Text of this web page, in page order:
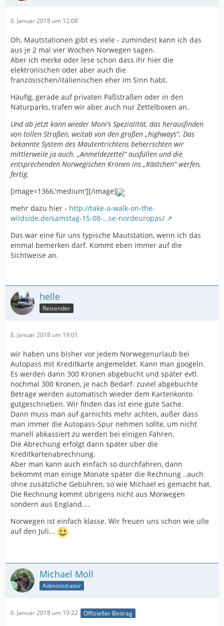
6. Januar 2018 um 12:08
Oh, Mautstationen gibt es viele - zumindest kann ich das
aus je 2 mal vier Wochen Norwegen sagen.
Aber ich merke oder lese schon dass ihr hier die
elektronischen oder aber auch die
französischen/italienischen eher im Sinn habt.
Häufig, gerade auf privaten Paßstraßen oder in den
Naturparks, trafen wir aber auch nur Zettelboxen an.
Und ab jetzt kann wieder Moni’s Spezialität, das herausfinden
von tollen Straßen, weitab von den großen „highways“. Das
bekannte System des Mautentrichtens beherrschten wir
mittlerweile ja auch. „Anmeldezettel“ ausfüllen und die
entsprechenden Norwegischen Kronen ins „Kästchen“ werfen,
fertig.
[image=1366,'medium'][/image]
mehr dazu hier - http://take-a-walk-on-the-
wildside.de/samstag-15-08-…se-nordeuropas/
Das war eine für uns typische Mautstation, wenn ich das
einmal bemerken darf. Kommt eben immer auf die
Sichtweise an.
helle
Reisender
6. Januar 2018 um 19:01
wir haben uns bisher vor jedem Norwegenurlaub bei
Autopass mit Kreditkarte angemeldet. Kann man googeln.
Es werden dann 300 Kronen abgebucht und später evtl.
nochmal 300 Kronen, je nach Bedarf. zuviel abgebuchte
Beträge werden automatisch wieder dem Kartenkonto
gutgeschrieben. Wir finden das ist eine gute Sache.
Dann muss man auf garnichts mehr achten, außer dass
man immer die Autopass-Spur nehmen sollte, um nicht
manell abkassiert zu werden bei einigen Fähren.
Die Abrechung erfolgt dann später über die
Kreditkartenabrechnung.
Aber man kann auch einfach so durchfahren, dann
bekommt man einige Monate später die Rechnung ..auch
ohne zusätzliche Gebühren, so wie Michael es gemacht hat.
Die Rechnung kommt übrigens nicht aus Morwegen
sondern aus England....
Norwegen ist einfach klasse. Wir freuen uns schon wie ulle
auf den Juli...
Michael Moll
Administrator
6. Januar 2018 um 19:22 Offizieller Beitrag